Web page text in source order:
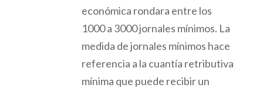
económica rondara entre los
1000 a 3000 jornales mínimos. La
medida de jornales mínimos hace
referencia a la cuantía retributiva
mínima que puede recibir un